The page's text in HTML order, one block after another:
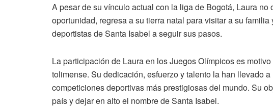
A pesar de su vínculo actual con la liga de Bogotá, Laura
oportunidad, regresa a su tierra natal para visitar a su
deportistas de Santa Isabel a seguir sus pasos.
La participación de Laura en los Juegos Olímpicos es
tolimense. Su dedicación, esfuerzo y talento la han llevado
competiciones deportivas más prestigiosas del mundo. Su
país y dejar en alto el nombre de Santa Isabel.